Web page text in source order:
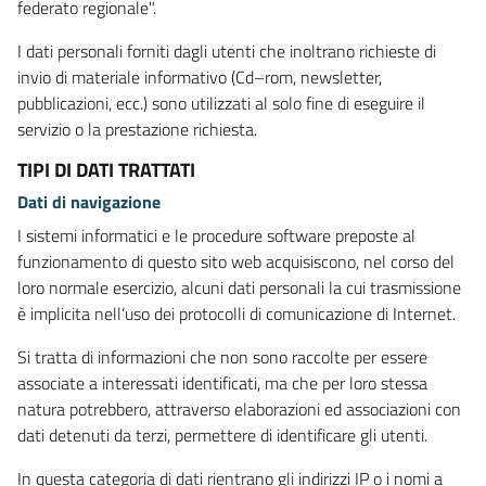
federato regionale".
I dati personali forniti dagli utenti che inoltrano richieste di
invio di materiale informativo (Cd–rom, newsletter,
pubblicazioni, ecc.) sono utilizzati al solo fine di eseguire il
servizio o la prestazione richiesta.
TIPI DI DATI TRATTATI
Dati di navigazione
I sistemi informatici e le procedure software preposte al
funzionamento di questo sito web acquisiscono, nel corso del
loro normale esercizio, alcuni dati personali la cui trasmissione
è implicita nell’uso dei protocolli di comunicazione di Internet.
Si tratta di informazioni che non sono raccolte per essere
associate a interessati identificati, ma che per loro stessa
natura potrebbero, attraverso elaborazioni ed associazioni con
dati detenuti da terzi, permettere di identificare gli utenti.
In questa categoria di dati rientrano gli indirizzi IP o i nomi a